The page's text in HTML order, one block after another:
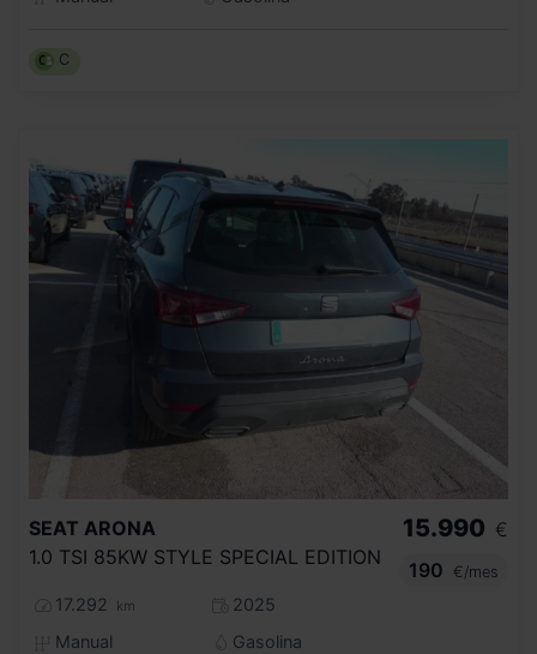
C
SEAT ARONA
1.0 TSI 85KW STYLE SPECIAL EDITION
17.292 km
2025
Manual
Gasolina
15.990 €
190
€/mes